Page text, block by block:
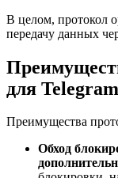
В целом, протокол
передачу данных
для Telegram
Преимущества
Обход